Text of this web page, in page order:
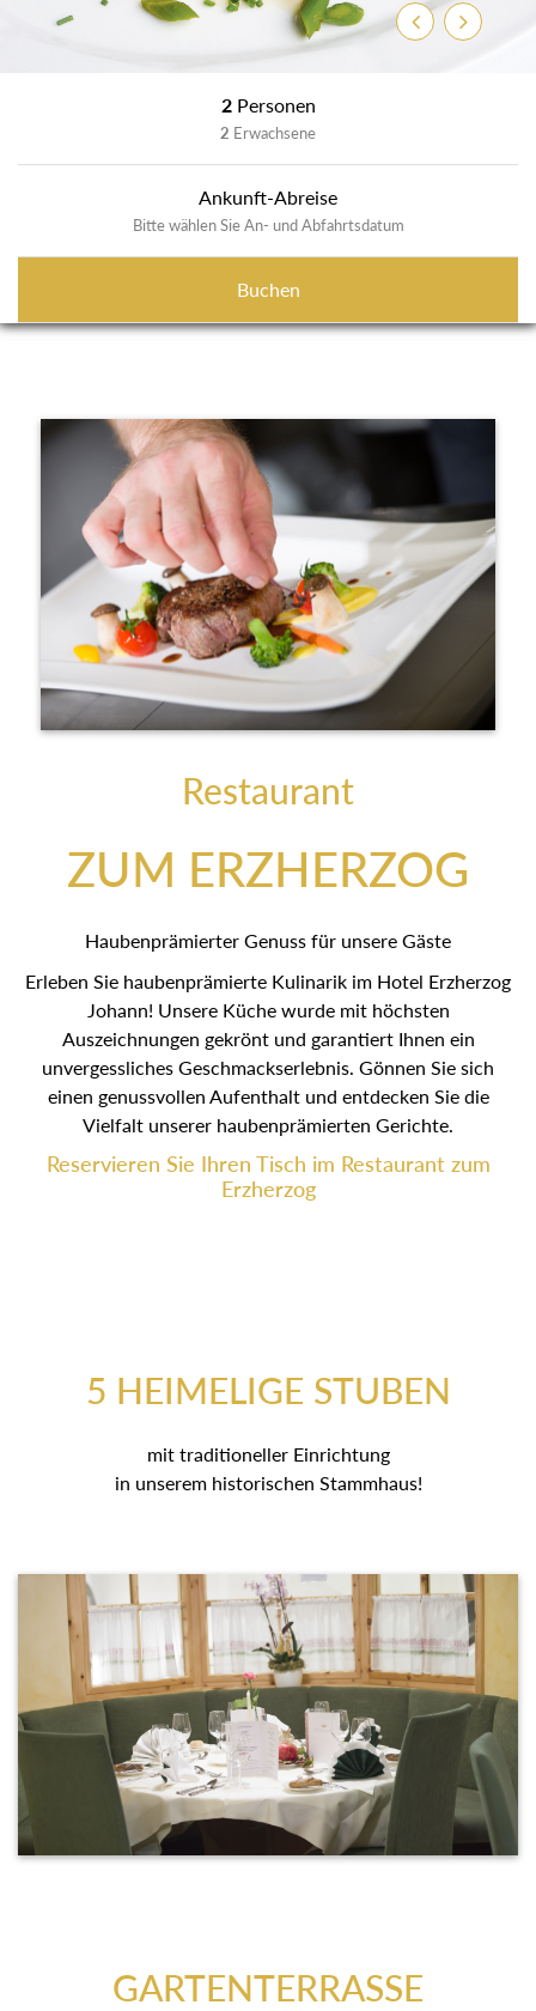
ZurückWeiter
2 Personen
2 Erwachsene
Ankunft-Abreise
Bitte wählen Sie An- und Abfahrtsdatum
Buchen
Restaurant
ZUM ERZHERZOG
Haubenprämierter Genuss für unsere Gäste
Erleben Sie haubenprämierte Kulinarik im Hotel Erzherzog
Johann! Unsere Küche wurde mit höchsten
Auszeichnungen gekrönt und garantiert Ihnen ein
unvergessliches Geschmackserlebnis. Gönnen Sie sich
einen genussvollen Aufenthalt und entdecken Sie die
Vielfalt unserer haubenprämierten Gerichte.
Reservieren Sie Ihren Tisch im Restaurant zum
Erzherzog
5 HEIMELIGE STUBEN
mit traditioneller Einrichtung
in unserem historischen Stammhaus!
GARTENTERRASSE